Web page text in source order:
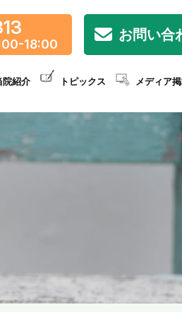
18:00
お問い合
院紹介 トピックス メディア